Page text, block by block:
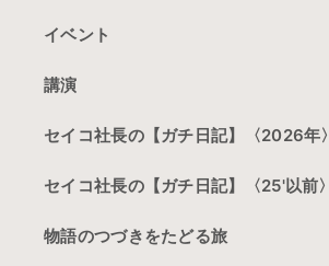
イベント
講演
セイコ社長の【ガチ日記】〈2026年〉
セイコ社長の【ガチ日記】〈25'以前〉
物語のつづきをたどる旅